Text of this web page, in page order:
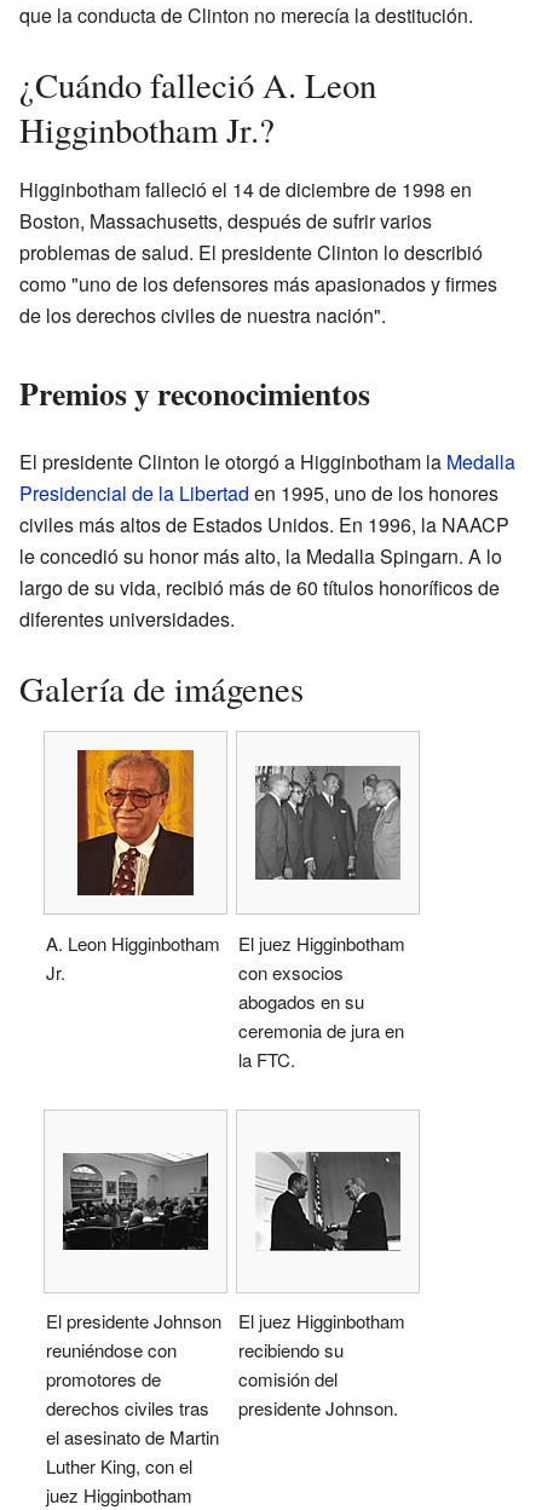
que la conducta de Clinton no merecía la destitución.
¿Cuándo falleció A. Leon
Higginbotham Jr.?
Higginbotham falleció el 14 de diciembre de 1998 en
Boston, Massachusetts, después de sufrir varios
problemas de salud. El presidente Clinton lo describió
como "uno de los defensores más apasionados y firmes
de los derechos civiles de nuestra nación".
Premios y reconocimientos
El presidente Clinton le otorgó a Higginbotham la Medalla
Presidencial de la Libertad en 1995, uno de los honores
civiles más altos de Estados Unidos. En 1996, la NAACP
le concedió su honor más alto, la Medalla Spingarn. A lo
largo de su vida, recibió más de 60 títulos honoríficos de
diferentes universidades.
Galería de imágenes
A. Leon Higginbotham
Jr.
El juez Higginbotham
con exsocios
abogados en su
ceremonia de jura en
la FTC.
El presidente Johnson
reuniéndose con
promotores de
derechos civiles tras
el asesinato de Martin
Luther King, con el
juez Higginbotham
El juez Higginbotham
recibiendo su
comisión del
presidente Johnson.